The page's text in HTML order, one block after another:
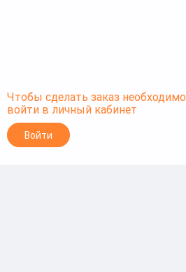
Чтобы сделать заказ необходимо
войти в личный кабинет
Войти